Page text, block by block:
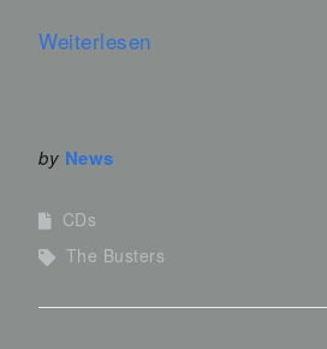
Weiterlesen
by News
CDs
The Busters